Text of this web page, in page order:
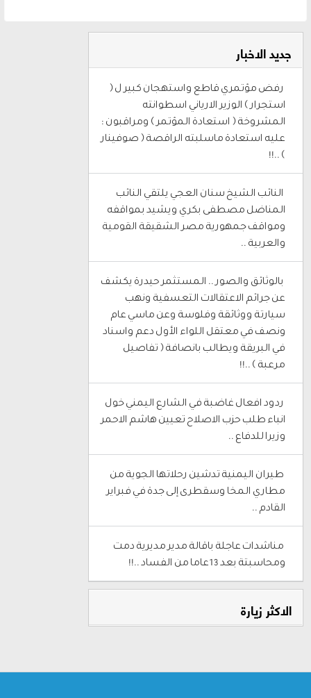
جديد الاخبار
‎ رفض مؤتمري قاطع واستهجان كبير ل (
استجرار ) الوزير الارياني اسطوانته
المشروخة ( استعادة المؤتمر ) ومراقبون :
عليه استعادة ماسلبته الراقصة ( صوفينار
) ..!!
‎ النائب الشيخ سنان العجي يلتقي النائب
المناضل مصطفى بكري ويشيد بمواقفه
ومواقف جمهورية مصر الشقيقة القومية
والعربية ..
‎ بالوثائق والصور .. المستثمر حيدرة يكشف
عن جرائم الاعتقالات التعسفية ونهب
سيارتة ووثائقة وفلوسة وعن ماسي عام
ونصف في معتقل اللواء الأول دعم واسناد
في البريقة ويطالب بانصافة ( تفاصيل
مرعبة ) ..!!
‎ ردود افعال غاضبة في الشارع اليمني خول
انباء طلب حزب الاصلاح تعيين هاشم الاحمر
وزيرا للدفاع ..
‎ طيران اليمنية تدشين رحلاتها الجوية من
مطاري المخا وسقطرى إلى جدة في فبراير
القادم ..
‎ مناشدات عاجلة باقالة مدير مديرية دمت
ومحاسبتة بعد 13عاما من الفساد ..!!
الاكثر زيارة